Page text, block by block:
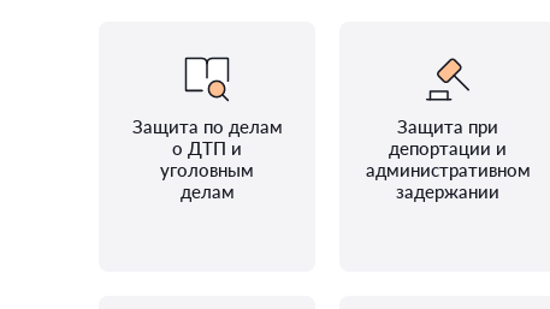
Защита по делам
о ДТП и
уголовным
делам
Защита при
депортации и
административном
задержании